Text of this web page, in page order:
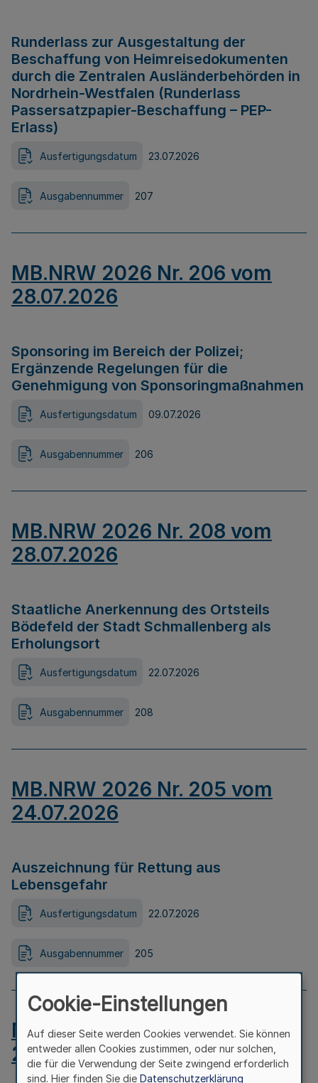
Runderlass zur Ausgestaltung der
Beschaffung von Heimreisedokumenten
durch die Zentralen Ausländerbehörden in
Nordrhein-Westfalen (Runderlass
Passersatzpapier-Beschaffung – PEP-
Erlass)
Ausfertigungsdatum 23.07.2026
Ausgabennummer 207
MB.NRW 2026 Nr. 206 vom
28.07.2026
Sponsoring im Bereich der Polizei;
Ergänzende Regelungen für die
Genehmigung von Sponsoringmaßnahmen
Ausfertigungsdatum 09.07.2026
Ausgabennummer 206
MB.NRW 2026 Nr. 208 vom
28.07.2026
Staatliche Anerkennung des Ortsteils
Bödefeld der Stadt Schmallenberg als
Erholungsort
Ausfertigungsdatum 22.07.2026
Ausgabennummer 208
MB.NRW 2026 Nr. 205 vom
24.07.2026
Auszeichnung für Rettung aus
Lebensgefahr
Ausfertigungsdatum 22.07.2026
Ausgabennummer 205
MB.NRW 2026 Nr. 204 vom
24.07.2026
Cookie-Einstellungen
Auf dieser Seite werden Cookies verwendet. Sie können
entweder allen Cookies zustimmen, oder nur solchen,
die für die Verwendung der Seite zwingend erforderlich
sind. Hier finden Sie die Datenschutzerklärung